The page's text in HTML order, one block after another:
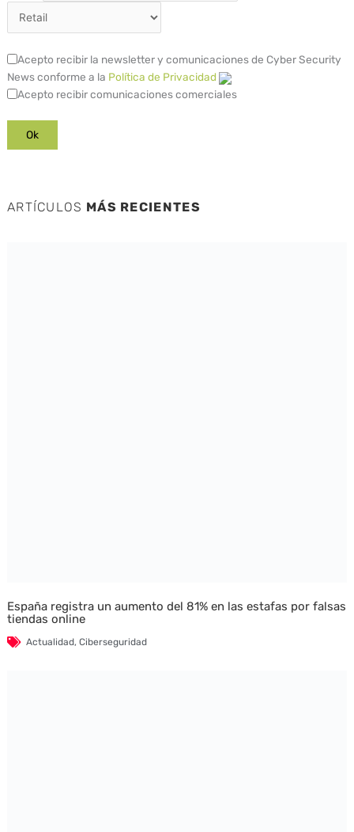
Acepto recibir la newsletter y comunicaciones de Cyber Security
News conforme a la Política de Privacidad
Acepto recibir comunicaciones comerciales
ARTÍCULOS MÁS RECIENTES
España registra un aumento del 81% en las estafas por falsas
tiendas online
Actualidad, Ciberseguridad